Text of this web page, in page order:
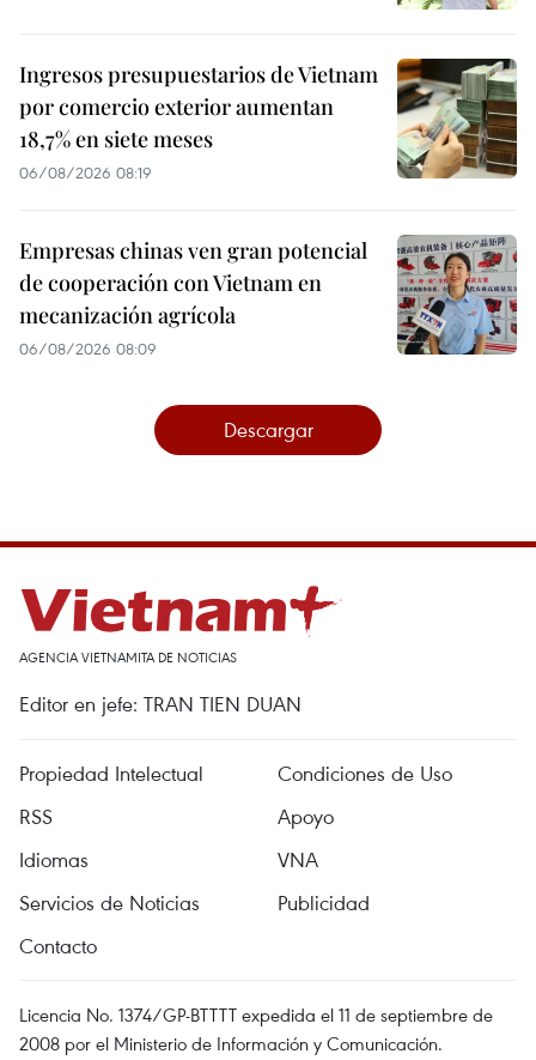
Ingresos presupuestarios de Vietnam
por comercio exterior aumentan
18,7% en siete meses
06/08/2026 08:19
Empresas chinas ven gran potencial
de cooperación con Vietnam en
mecanización agrícola
06/08/2026 08:09
Descargar
AGENCIA VIETNAMITA DE NOTICIAS
Editor en jefe: TRAN TIEN DUAN
Propiedad Intelectual
Condiciones de Uso
RSS
Apoyo
Idiomas
VNA
Servicios de Noticias
Publicidad
Contacto
Licencia No. 1374/GP-BTTTT expedida el 11 de septiembre de
2008 por el Ministerio de Información y Comunicación.